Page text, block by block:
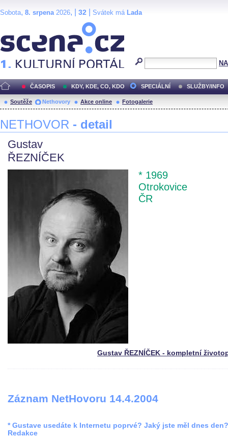
Sobota, 8. srpena2026, | 32 Svátek má Lada
ČASOPIS KDY, KDE, CO, KDO SPECIÁLNÍ SLUŽBY/INFO
Soutěže Nethovory Akce online Fotogalerie
NETHOVOR - detail
Gustav
ŘEZNÍČEK
* 1969
Otrokovice
ČR
Gustav ŘEZNÍČEK - kompletní
Záznam NetHovoru 14.4.2004
* Gustave usedáte k Internetu poprvé? Jaký jste měl dnes den?
Redakce